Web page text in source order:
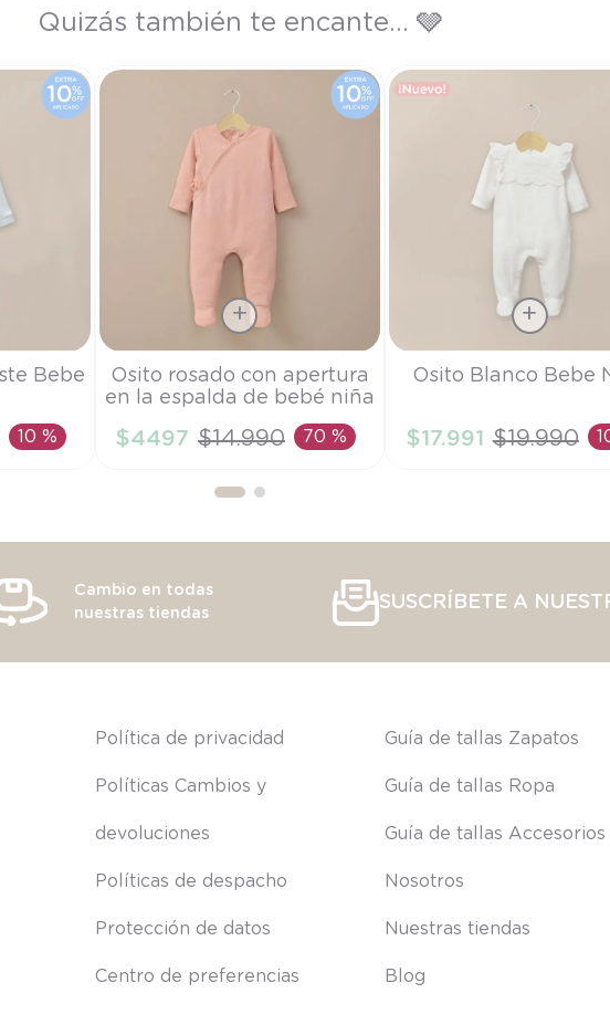
Quizás también te encante... 🩶
Bebe
10 %
Talla
6M
AÑADIR AL CARRITO
Osito rosado con apertura
en la espalda de bebé niña
$4497 $14.990 70 %
Talla
AÑADIR AL
Osito Blanco Bebe
$17.991 $19.990
Cambio en todas
nuestras tiendas
SUSCRÍBETE A
Política de privacidad
Políticas Cambios y
devoluciones
Políticas de despacho
Protección de datos
Centro de preferencias
Guía de tallas Zapatos
Guía de tallas Ropa
Guía de tallas Accesorios
Nosotros
Nuestras tiendas
Blog